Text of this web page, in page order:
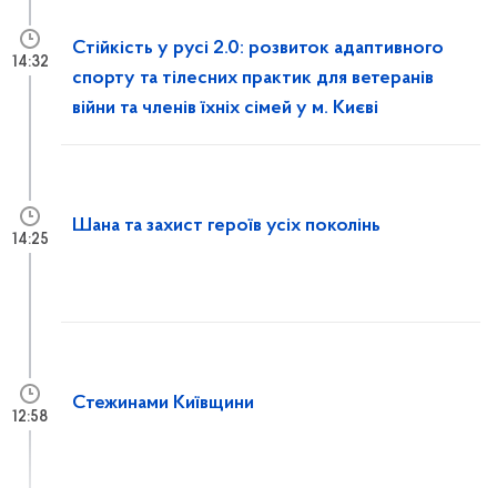
Стійкість у русі 2.0: розвиток адаптивного
спорту та тілесних практик для ветеранів
війни та членів їхніх сімей у м. Києві
14:32
Шана та захист героїв усіх поколінь
14:25
Стежинами Київщини
12:58